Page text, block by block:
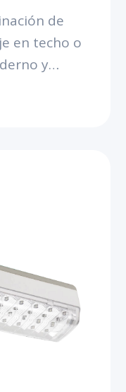
de
en techo o
y
de la luz,
brindar más